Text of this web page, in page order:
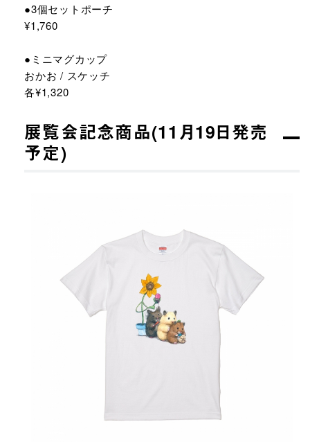
●3個セットポーチ
¥1,760
●ミニマグカップ
おかお / スケッチ
各¥1,320
展覧会記念商品(11月19日発売
予定)